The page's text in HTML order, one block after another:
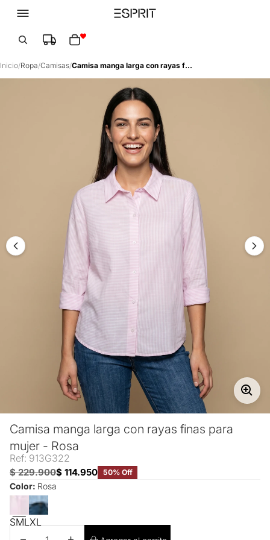
Inicio/Ropa/Camisas/ Camisa manga larga con rayas finas para mujer - Rosa
Camisa manga larga con rayas finas para
mujer - Rosa
Ref: 913G322
$ 229.900$ 114.950 50% Off
Color: Rosa
SML XL